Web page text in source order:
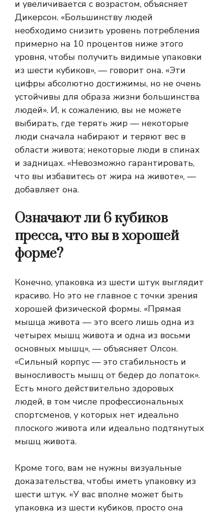
и увеличивается с возрастом, объясняет
Дикерсон. «Большинству людей
необходимо снизить уровень потребления
примерно на 10 процентов ниже этого
уровня, чтобы получить видимые упаковки
из шести кубиков», — говорит она. «Эти
цифры абсолютно достижимы, но не очень
устойчивы для образа жизни большинства
людей». И, к сожалению, вы не можете
выбирать, где терять жир — некоторые
люди сначала набирают и теряют вес в
области живота; некоторые люди в спинах
и задницах. «Невозможно гарантировать,
что вы избавитесь от жира на животе», —
добавляет она.
Означают ли 6 кубиков
пресса, что вы в хорошей
форме?
Конечно, упаковка из шести штук выглядит
красиво. Но это не главное с точки зрения
хорошей физической формы. «Прямая
мышца живота — это всего лишь одна из
четырех мышц живота и одна из восьми
основных мышц», — объясняет Олсон.
«Сильный корпус — это стабильность и
выносливость мышц от бедер до лопаток».
Есть много действительно здоровых
людей, в том числе профессиональных
спортсменов, у которых нет идеально
плоского живота или идеально подтянутых
мышц живота.
Кроме того, вам не нужны визуальные
доказательства, чтобы иметь упаковку из
шести штук. «У вас вполне может быть
упаковка из шести кубиков, просто она